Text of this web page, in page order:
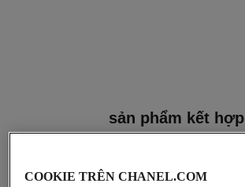
sản phẩm kết hợp
COOKIE TRÊN CHANEL.COM